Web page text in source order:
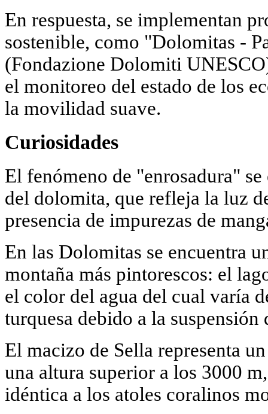
En respuesta, se implementan
sostenible, como "Dolomitas -
(Fondazione Dolomiti
el monitoreo del estado de los
la movilidad suave.
Curiosidades
El fenómeno de "enrosadura"
del dolomita, que refleja la luz
presencia de impurezas de
En las Dolomitas se encuentra
montaña más pintorescos: el
el color del agua del cual varía
turquesa debido a la
El macizo de Sella representa
una altura superior a los 3000
idéntica a los atoles coralinos